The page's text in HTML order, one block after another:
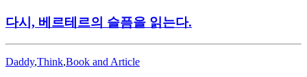
다시, 베르테르의 슬픔을 읽는다.
Daddy,Think,Book and Article